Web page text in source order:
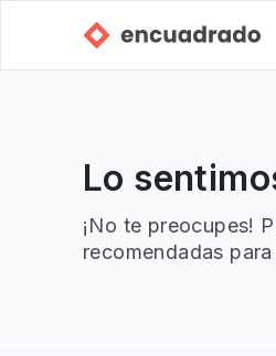
Lo
¡No te preocupes!
recomendadas